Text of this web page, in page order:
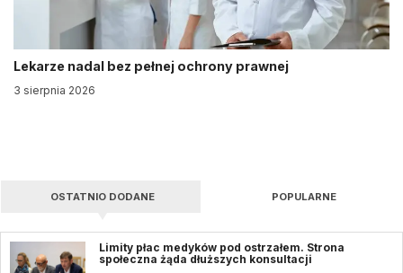
Lekarze nadal bez pełnej ochrony prawnej
3 sierpnia 2026
OSTATNIO DODANE POPULARNE
Limity płac medyków pod ostrzałem. Strona
społeczna żąda dłuższych konsultacji